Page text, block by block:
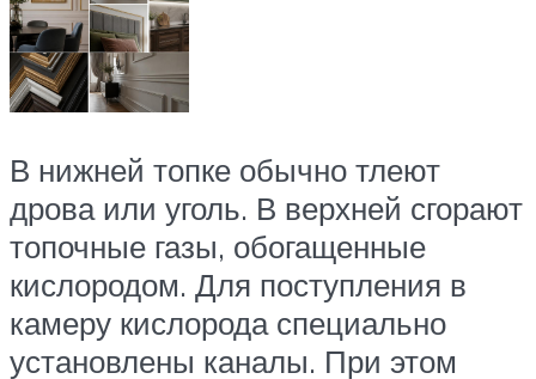
В нижней топке обычно тлеют
дрова или уголь. В верхней сгорают
топочные газы, обогащенные
кислородом. Для поступления в
камеру кислорода специально
установлены каналы. При этом